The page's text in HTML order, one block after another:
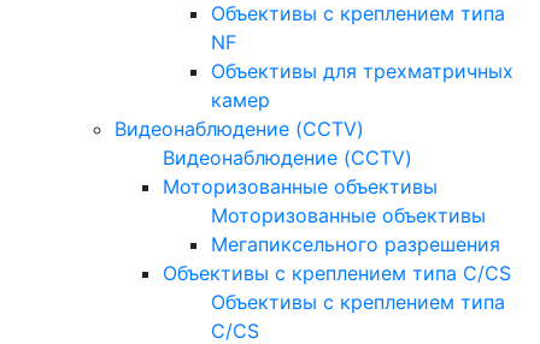
Объективы с креплением типа
NF
Объективы для трехматричных
камер
Видеонаблюдение (CCTV)
Видеонаблюдение (CCTV)
Моторизованные объективы
Моторизованные объективы
Мегапиксельного разрешения
Объективы с креплением типа C/CS
Объективы с креплением типа
C/CS